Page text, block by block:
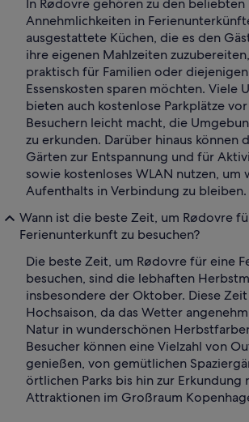
In Rødovre gehören zu den beliebten
Annehmlichkeiten in
ausgestattete Küchen, die es den
ihre eigenen Mahlzeiten
praktisch für Familien oder
Essenskosten sparen möchten. Viele
bieten auch kostenlose Parkplätze
Besuchern leicht macht, die
zu erkunden. Darüber hinaus können
Gärten zur Entspannung und für
sowie kostenloses WLAN nutzen, um
Aufenthalts in Verbindung zu bleiben.
Wann ist die beste Zeit, um Rødovre
Ferienunterkunft zu besuchen?
Die beste Zeit, um Rødovre für eine
besuchen, sind die lebhaften
insbesondere der Oktober. Diese
Hochsaison, da das Wetter
Natur in wunderschönen
Besucher können eine Vielzahl von
genießen, von gemütlichen
örtlichen Parks bis hin zur Erkundung
Attraktionen im Großraum